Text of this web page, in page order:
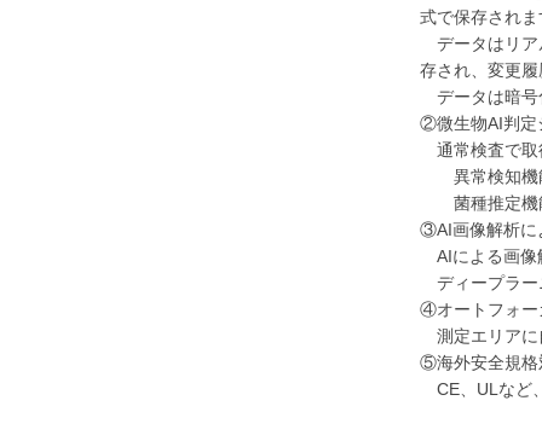
式で保存されま
データはリア
存され、変更
データは暗号
②微生物AI判定
通常検査で取
異常検知機
菌種推定機能
③AI画像解析に
AIによる画像
ディープラー
④オートフォー
測定エリアに
⑤海外安全規格
CE、ULなど